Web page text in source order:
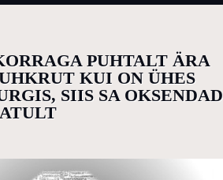
PUHTALT ÄRA
KUI ON ÜHES
SIIS SA OKSENDAD